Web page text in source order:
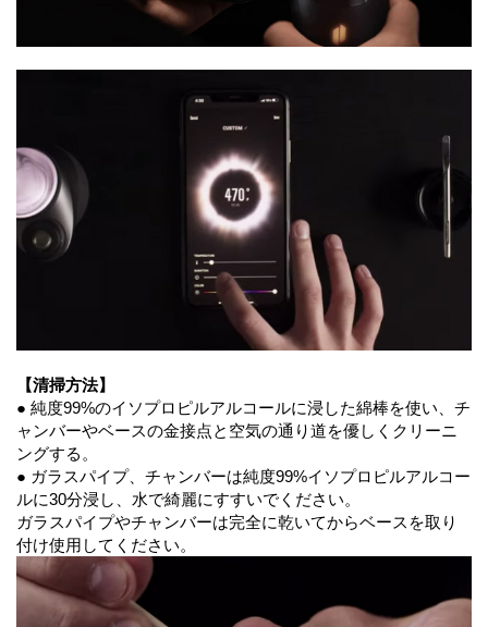
【清掃方法】
● 純度99%のイソプロピルアルコールに浸した綿棒を使い、チ
ャンバーやベースの金接点と空気の通り道を優しくクリーニ
ングする。
● ガラスパイプ、チャンバーは純度99%イソプロピルアルコー
ルに30分浸し、水で綺麗にすすいでください。
ガラスパイプやチャンバーは完全に乾いてからベースを取り
付け使用してください。